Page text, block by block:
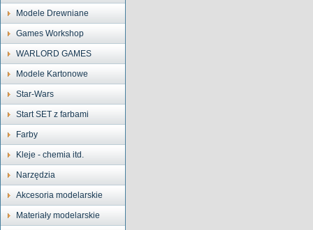
Modele Drewniane
Games Workshop
WARLORD GAMES
Modele Kartonowe
Star-Wars
Start SET z farbami
Farby
Kleje - chemia itd.
Narzędzia
Akcesoria modelarskie
Materiały modelarskie